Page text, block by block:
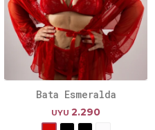
Bata Esmeralda
UYU 2.290